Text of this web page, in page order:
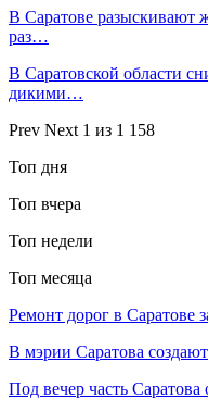
В Саратове разыскивают
раз…
В Саратовской области
дикими…
Prev Next 1 из 1 158
Топ дня
Топ вчера
Топ недели
Топ месяца
Ремонт дорог в Саратове
В мэрии Саратова
Под вечер часть Саратова